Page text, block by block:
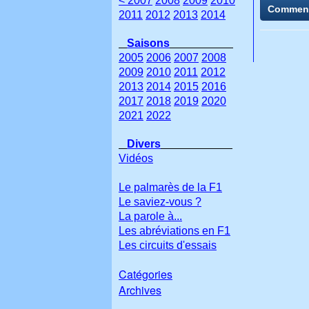
2011 2012 2013 2014
Saisons
2005 2006 2007 2008
2009 2010 2011 2012
2013 2014 2015 2016
2017 2018 2019 2020
2021 2022
Divers
Vidéos
Le palmarès de la F1
Le saviez-vous ?
La parole à...
Les abréviations en F1
Les circuits d'essais
Catégories
Archives